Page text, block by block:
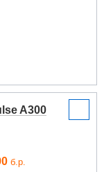
A300
б.р.